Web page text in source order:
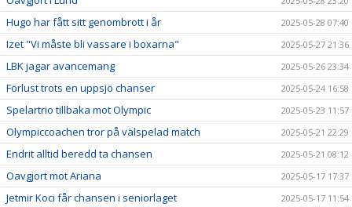
Hugo har fått sitt genombrott i år 2025-05-28 07:40
Izet "Vi måste bli vassare i boxarna" 2025-05-27 21:36
LBK jagar avancemang 2025-05-26 23:34
Förlust trots en uppsjö chanser 2025-05-24 16:58
Spelartrio tillbaka mot Olympic 2025-05-23 11:57
Olympiccoachen tror på välspelad match 2025-05-21 22:29
Endrit alltid beredd ta chansen 2025-05-21 08:12
Oavgjort mot Ariana 2025-05-17 17:37
Jetmir Koci får chansen i seniorlaget 2025-05-17 11:54